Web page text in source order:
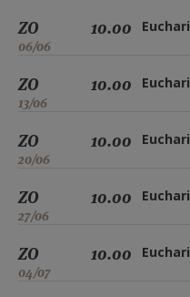
ZO
06/06
10.00
ZO
13/06
10.00
ZO
20/06
10.00
ZO
27/06
10.00
ZO
04/07
10.00